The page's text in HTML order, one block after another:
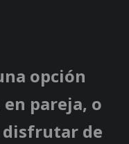
opción
pareja, o
disfrutar de